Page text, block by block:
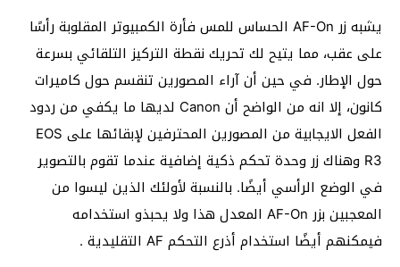
يشبه زر AF-On الحساس للمس فأرة الكمبيوتر المقلوبة رأسًا
على عقب، مما يتيح لك تحريك نقطة التركيز التلقائي بسرعة
حول الإطار. في حين أن آراء المصورين تنقسم حول كاميرات
كانون، إلا انه من الواضح أن Canon لديها ما يكفي من ردود
الفعل الايجابية من المصورين المحترفين لإبقائها على EOS
R3 وهناك زر وحدة تحكم ذكية إضافية عندما تقوم بالتصوير
في الوضع الرأسي أيضًا. بالنسبة لأولئك الذين ليسوا من
المعجبين بزر AF-On المعدل هذا ولا يحبذو استخدامه
فيمكنهم أيضًا استخدام أذرع التحكم AF التقليدية .